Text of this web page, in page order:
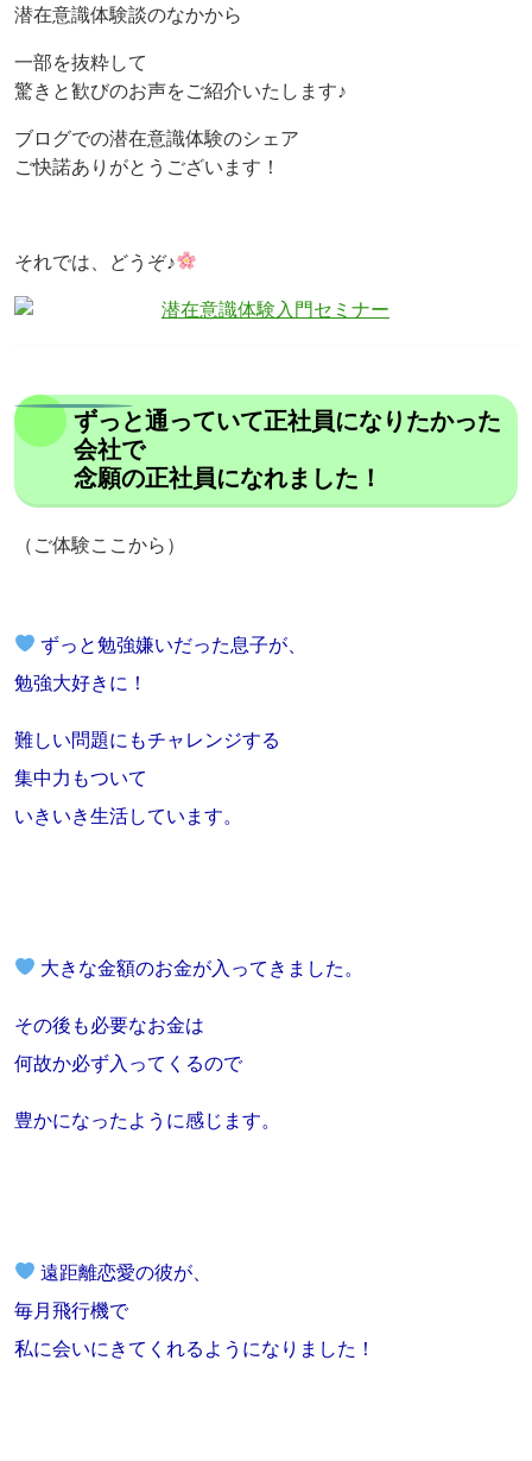
潜在意識体験談のなかから
一部を抜粋して
驚きと歓びのお声をご紹介いたします♪
ブログでの潜在意識体験のシェア
ご快諾ありがとうございます！
それでは、どうぞ♪
ずっと通っていて正社員になりたかった
会社で
念願の正社員になれました！
（ご体験ここから）
ずっと勉強嫌いだった息子が、
勉強大好きに！
難しい問題にもチャレンジする
集中力もついて
いきいき生活しています。
大きな金額のお金が入ってきました。
その後も必要なお金は
何故か必ず入ってくるので
豊かになったように感じます。
遠距離恋愛の彼が、
毎月飛行機で
私に会いにきてくれるようになりました！